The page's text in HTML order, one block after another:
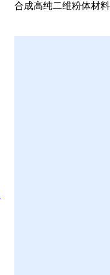
合成高纯二维粉体材